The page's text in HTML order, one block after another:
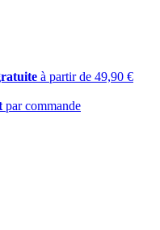
à partir de 49,90 €
par commande